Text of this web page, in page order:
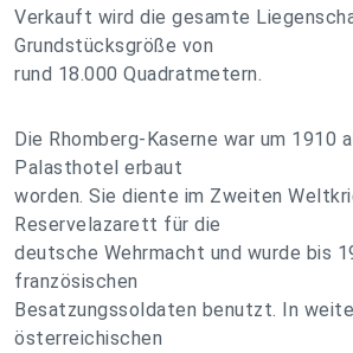
Verkauft wird die gesamte
Grundstücksgröße von
rund 18.000 Quadratmetern.
Die Rhomberg-Kaserne war um 1910
Palasthotel erbaut
worden. Sie diente im Zweiten
Reservelazarett für die
deutsche Wehrmacht und wurde bis
französischen
Besatzungssoldaten benutzt. In
österreichischen